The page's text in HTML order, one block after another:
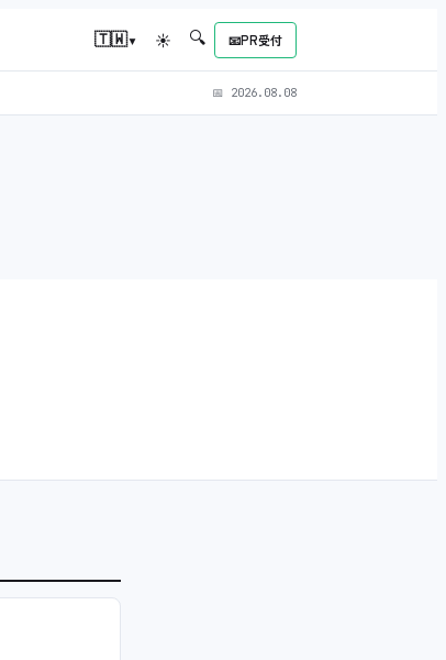
🇹🇼▾ ☀ 🔍 📧PR受付
📅 2026.08.08